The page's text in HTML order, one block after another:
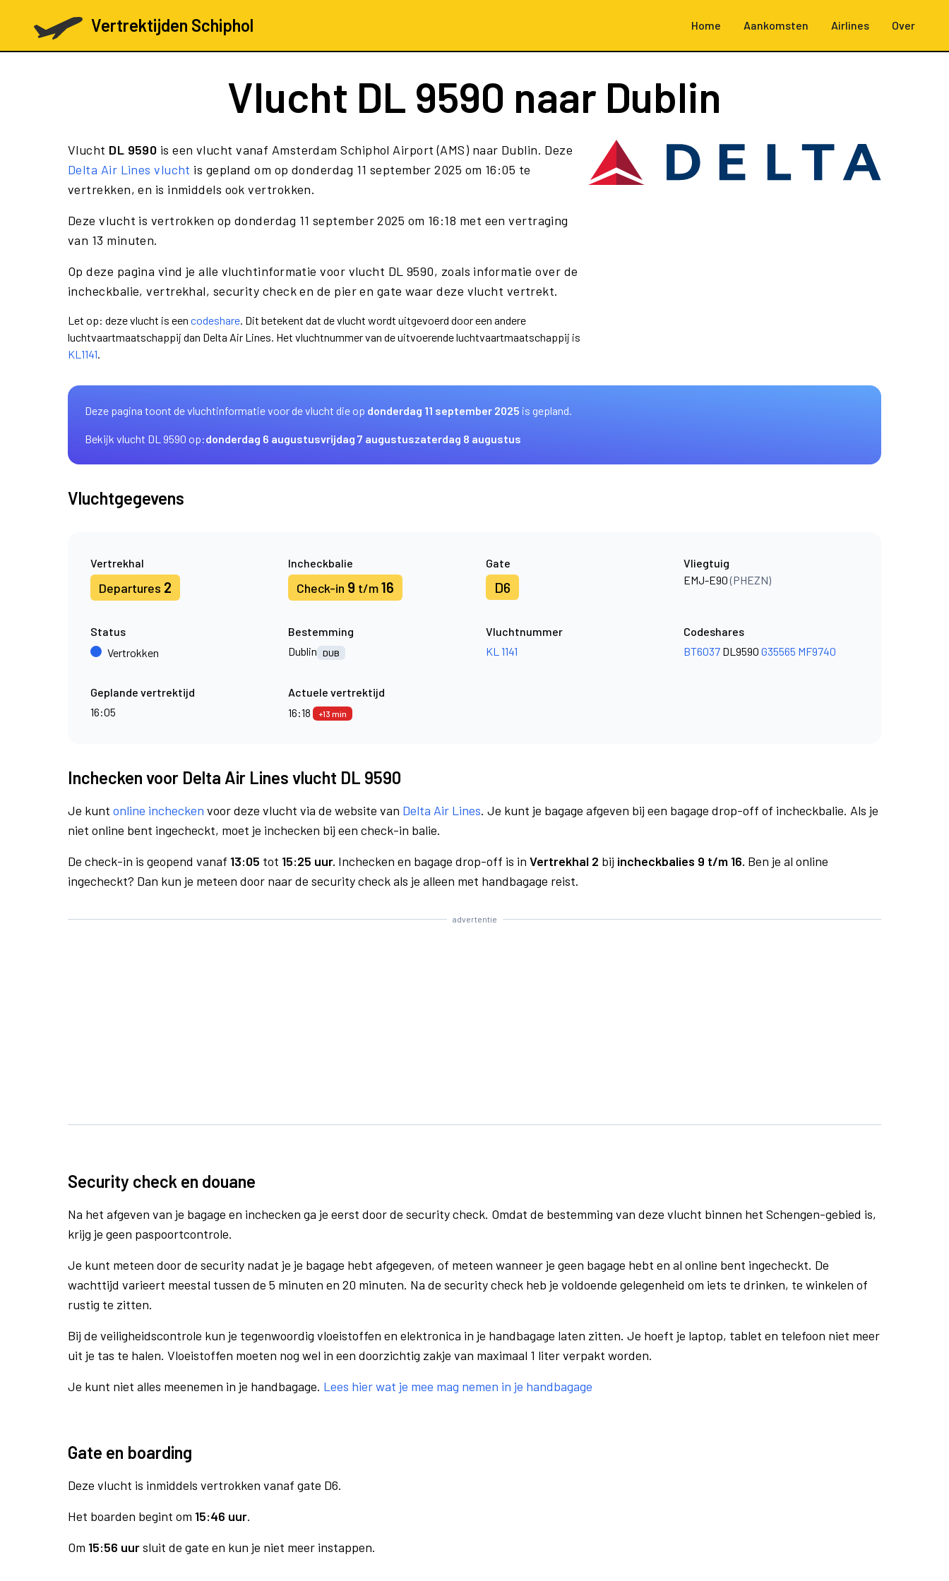
Vertrektijden Schiphol Home Aankomsten Airlines Over
Vlucht DL 9590 naar Dublin
Vlucht DL 9590 is een vlucht vanaf Amsterdam Schiphol Airport (AMS) naar Dublin. Deze
Delta Air Lines vlucht is gepland om op donderdag 11 september 2025 om 16:05 te
vertrekken, en is inmiddels ook vertrokken.
Deze vlucht is vertrokken op donderdag 11 september 2025 om 16:18 met een vertraging
van 13 minuten.
Op deze pagina vind je alle vluchtinformatie voor vlucht DL 9590, zoals informatie over de
incheckbalie, vertrekhal, security check en de pier en gate waar deze vlucht vertrekt.
Let op: deze vlucht is een codeshare. Dit betekent dat de vlucht wordt uitgevoerd door een andere
luchtvaartmaatschappij dan Delta Air Lines. Het vluchtnummer van de uitvoerende luchtvaartmaatschappij is
KL1141.
Deze pagina toont de vluchtinformatie voor de vlucht die op donderdag 11 september 2025 is gepland.
Bekijk vlucht DL 9590 op:donderdag 6 augustusvrijdag 7 augustuszaterdag 8 augustus
Vluchtgegevens
Vertrekhal
Departures 2
Incheckbalie
Check-in 9 t/m16
Gate
D6
Vliegtuig
EMJ-E90(PHEZN)
Status
Vertrokken
Bestemming
Dublin
DUB
Vluchtnummer
KL 1141
Codeshares
BT6037 DL9590 G35565 MF9740
Geplande vertrektijd
16:05
Actuele vertrektijd
16:18
+13 min
Inchecken voor Delta Air Lines vlucht DL 9590
Je kunt online inchecken voor deze vlucht via de website van Delta Air Lines. Je kunt je bagage afgeven bij een bagage drop-off of incheckbalie. Als je
niet online bent ingecheckt, moet je inchecken bij een check-in balie.
De check-in is geopend vanaf 13:05 tot 15:25 uur. Inchecken en bagage drop-off is in Vertrekhal 2 bij incheckbalies 9 t/m 16. Ben je al online
ingecheckt? Dan kun je meteen door naar de security check als je alleen met handbagage reist.
advertentie
Security check en douane
Na het afgeven van je bagage en inchecken ga je eerst door de security check. Omdat de bestemming van deze vlucht binnen het Schengen-gebied is,
krijg je geen paspoortcontrole.
Je kunt meteen door de security nadat je je bagage hebt afgegeven, of meteen wanneer je geen bagage hebt en al online bent ingecheckt. De
wachttijd varieert meestal tussen de 5 minuten en 20 minuten. Na de security check heb je voldoende gelegenheid om iets te drinken, te winkelen of
rustig te zitten.
Bij de veiligheidscontrole kun je tegenwoordig vloeistoffen en elektronica in je handbagage laten zitten. Je hoeft je laptop, tablet en telefoon niet meer
uit je tas te halen. Vloeistoffen moeten nog wel in een doorzichtig zakje van maximaal 1 liter verpakt worden.
Je kunt niet alles meenemen in je handbagage. Lees hier wat je mee mag nemen in je handbagage
Gate en boarding
Deze vlucht is inmiddels vertrokken vanaf gate D6.
Het boarden begint om 15:46 uur.
Om 15:56 uursluit de gate en kun je niet meer instappen.